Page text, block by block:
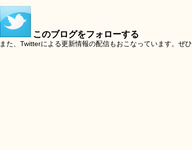
このブログをフォローする
また、Twitterによる更新情報の配信もおこなっています。ぜひ